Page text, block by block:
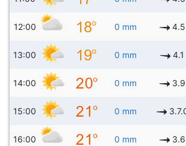
12:00 0 mm 4.5
13:00 0 mm
14:00 0 mm 3.9
15:00 0 mm
16:00 0 mm 3.6